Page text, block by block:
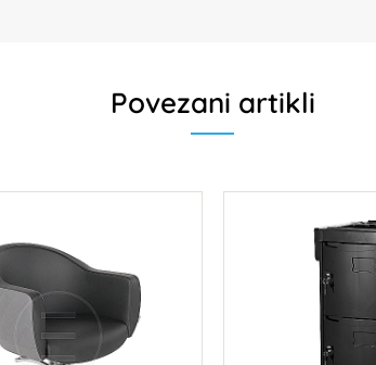
Povezani artikli